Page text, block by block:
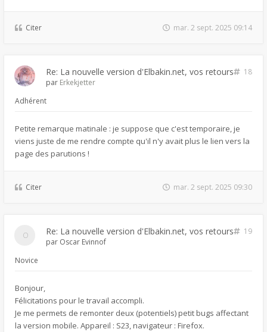
Citer mar. 2 sept. 2025 09:14
Re: La nouvelle version d'Elbakin.net, vos retours
18
par Erkekjetter
Adhérent
Petite remarque matinale : je suppose que c'est temporaire, je
viens juste de me rendre compte qu'il n'y avait plus le lien vers la
page des parutions !
Citer mar. 2 sept. 2025 09:30
Re: La nouvelle version d'Elbakin.net, vos retours
19
par Oscar Evinnof
Novice
Bonjour,
Félicitations pour le travail accompli.
Je me permets de remonter deux (potentiels) petit bugs affectant
la version mobile. Appareil : S23, navigateur : Firefox.